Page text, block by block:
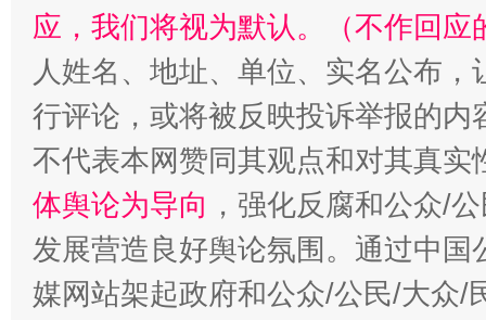
应，我们将视为默认。（不作回应
人姓名、地址、单位、实名公布
行评论，或将被反映投诉举报的
不代表本网赞同其观点和对其真实
体舆论为导向 ，强化反腐和公众/
发展营造良好舆论氛围。通过中
媒网站架起政府和公众/公民/大众/